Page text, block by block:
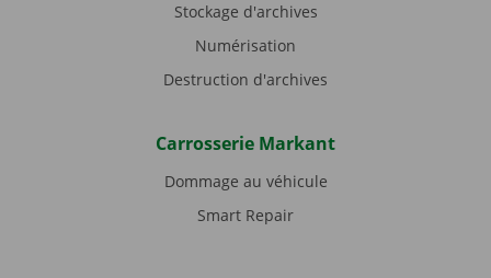
Stockage d'archives
Numérisation
Destruction d'archives
Carrosserie Markant
Dommage au véhicule
Smart Repair